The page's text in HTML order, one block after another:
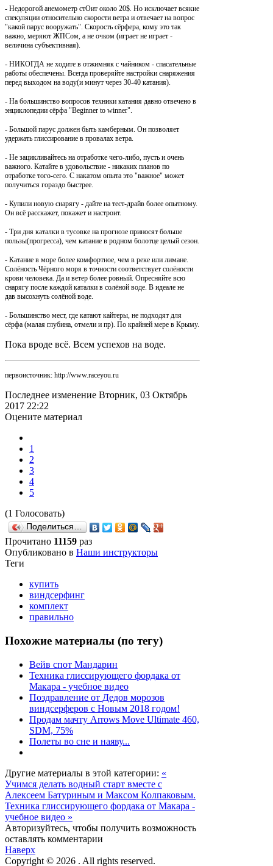
- Недорогой анемометр стОит около 20$. Но исключает всякие
спекуляции относительно скорости ветра и отвечает на вопрос
"какой парус вооружать". Скорость сёрфера, кому это так
важно, меряют ЖПСом, а не очком (играет не играет -
величина субъективная).
- НИКОГДА не ходите в отжимняк с чайником - спасательные
работы обеспечены. Всегда проверяйте настройки снаряжения
перед выходом на воду(и минут через 30-40 катания).
- На большинство вопросов техники катания давно отвечено в
энциклопедии сёрфа "Beginner to winner".
- Большой парус должен быть камберным. Он позволяет
удержать глиссирование в провалах ветра.
- Не зацикливайтесь на отработке чего-либо, пусть и очень
важного. Катайте в удовольствие - никаких планов по
отработке того-сего. С накатом опыта это "важное" может
получиться гораздо быстрее.
- Купили новую снарягу - дайте на тест-драйв более опытному.
Он всё расскажет, покажет и настроит.
- Три дня каталки в тусовке на прогнозе приносят больше
пользы(прогресса), чем катание в родном болотце целый сезон.
- Катание в море более комфортное, чем в реке или лимане.
Солёность Чёрного моря в точности соответствует солёности
крови человека. Да и ветер более ровный. Опресняйте всю
снарягу после каждой каталки в солёной воде. В идеале не
дав высохнуть солёной воде.
- Большинство мест, где катают кайтеры, не подходят для
сёрфа (малая глубина, отмели и пр). По крайней мере в Крыму.
Пока вроде всё. Всем успехов на воде.
первоисточник: http://www.raceyou.ru
Последнее изменение Вторник, 03 Октябрь
2017 22:22
Оцените материал
1
2
3
4
5
(1 Голосовать)
Поделиться…
Прочитано 11159 раз
Опубликовано в Наши инструкторы
Теги
купить
виндсерфинг
комплект
правильно
Похожие материалы (по тегу)
Вейв спот Мандарин
Техника глиссирующего фордака от
Макара - учебное видео
Поздравление от Дедов морозов
виндсерферов с Новым 2018 годом!
Продам мачту Arrows Move Ultimate 460,
SDM, 75%
Полеты во сне и наяву...
Другие материалы в этой категории: «
Учимся делать водный старт вместе с
Алексеем Батуриным и Максом Колпаковым.
Техника глиссирующего фордака от Макара -
учебное видео »
Авторизуйтесь, чтобы получить возможность
оставлять комментарии
Наверх
Copyright © 2026 . All rights reserved.